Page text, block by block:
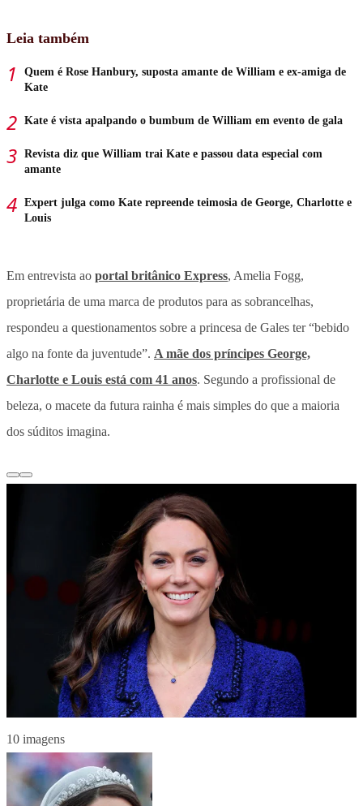
Leia também
Quem é Rose Hanbury, suposta amante de William e ex-amiga de
Kate
Kate é vista apalpando o bumbum de William em evento de gala
Revista diz que William trai Kate e passou data especial com
amante
Expert julga como Kate repreende teimosia de George, Charlotte e
Louis
Em entrevista ao portal britânico Express, Amelia Fogg,
proprietária de uma marca de produtos para as sobrancelhas,
respondeu a questionamentos sobre a princesa de Gales ter “bebido
algo na fonte da juventude”. A mãe dos príncipes George,
Charlotte e Louis está com 41 anos. Segundo a profissional de
beleza, o macete da futura rainha é mais simples do que a maioria
dos súditos imagina.
10 imagens